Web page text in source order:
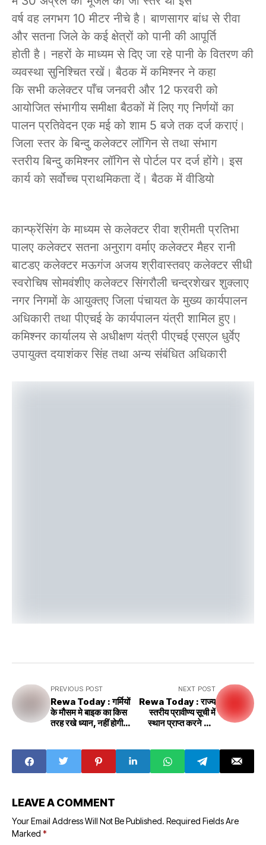
वर्ष वह लगभग 10 मीटर नीचे है। बाणसागर बांध से रीवा
और सतना जिले के कई क्षेत्रों को पानी की आपूर्ति
होती है। नहरों के माध्यम से दिए जा रहे पानी के वितरण की
व्यवस्था सुनिश्चित रखें। बैठक में कमिश्नर ने कहा
कि सभी कलेक्टर पाँच जनवरी और 12 फरवरी को
आयोजित संभागीय समीक्षा बैठकों में लिए गए निर्णयों का
पालन प्रतिवेदन एक मई को शाम 5 बजे तक दर्ज कराएं।
जिला स्तर के बिन्दु कलेक्टर लॉगिन से तथा संभाग
स्तरीय बिन्दु कमिश्नर लॉगिन से पोर्टल पर दर्ज होंगे। इस
कार्य को सर्वोच्च प्राथमिकता दें। बैठक में वीडियो
कान्फ्रेंसिंग के माध्यम से कलेक्टर रीवा श्रीमती प्रतिभा
पालए कलेक्टर सतना अनुराग वर्माए कलेक्टर मैहर रानी
बाटडए कलेक्टर मऊगंज अजय श्रीवास्तवए कलेक्टर सीधी
स्वरोचिष सोमवंशीए कलेक्टर सिंगरौली चन्द्रशेखर शुक्लाए
नगर निगमों के आयुक्तए जिला पंचायत के मुख्य कार्यपालन
अधिकारी तथा पीएचई के कार्यपालन यंत्री शामिल हुए।
कमिश्नर कार्यालय से अधीक्षण यंत्री पीएचई एसएल धुर्वेए
उपायुक्त दयाशंकर सिंह तथा अन्य संबंधित अधिकारी
PREVIOUS POST
Rewa Today : गर्मियों
के मौसम मे बाइक का किस
तरह रखे ध्यान, नहीं होगी
NEXT POST
Rewa Today : राज्य
स्तरीय प्रावीण्य सूची में
स्थान प्राप्त करने वाले
LEAVE A COMMENT
Your Email Address Will Not Be Published. Required Fields Are
Marked *